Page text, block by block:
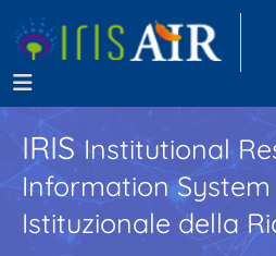
IRISInstitutional
Information System
Istituzionale della